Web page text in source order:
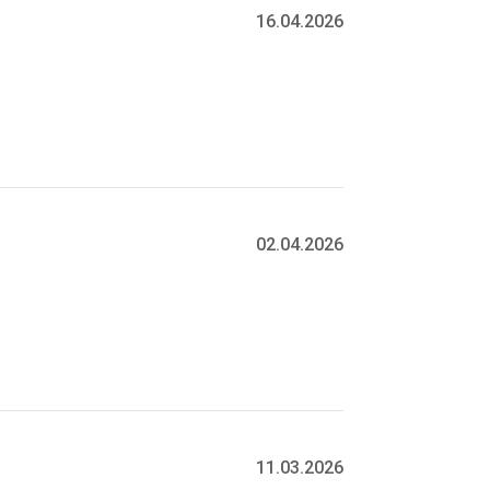
16.04.2026
02.04.2026
11.03.2026